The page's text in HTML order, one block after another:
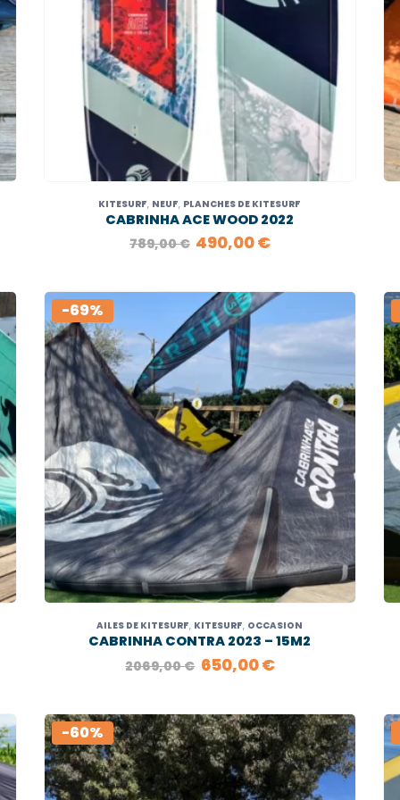
KITESURF, NEUF, PLANCHES DE KITESURF
CABRINHA ACE WOOD 2022
789,00€ LE
ÉTAIT :
789,00 €.
490,00€LE
EST :
490,00 €.
-69%
AILES DE KITESURF, KITESURF, OCCASION
CABRINHA CONTRA 2023 – 15M2
2069,00€ LE
PRIX
ÉTAIT :
2069,00 €.
650,00€LE
EST :
650,00 €.
-60%